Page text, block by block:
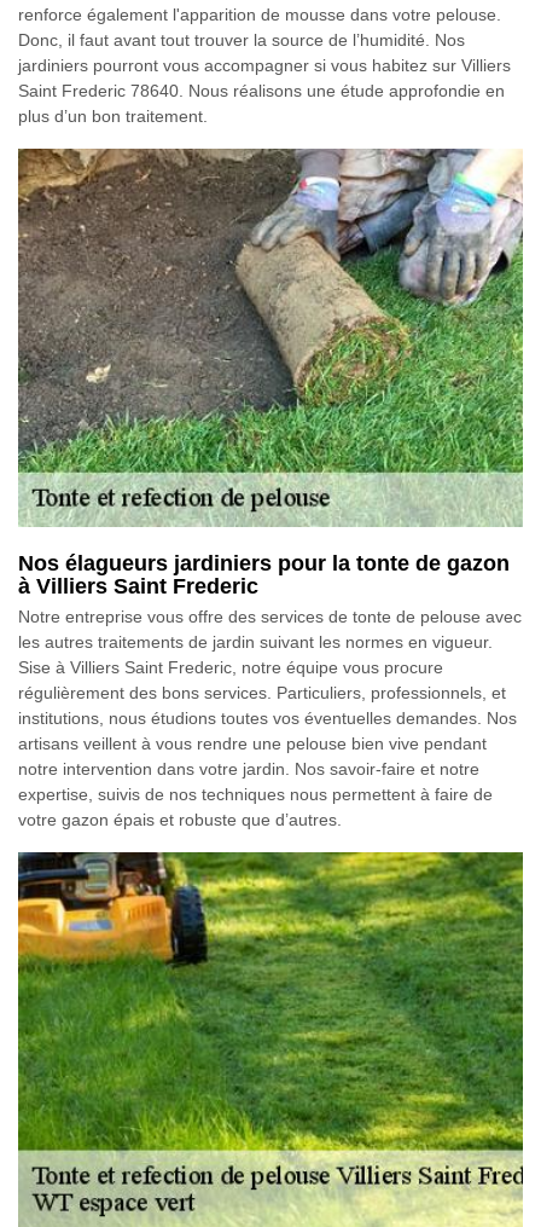
renforce également l'apparition de mousse dans votre pelouse.
Donc, il faut avant tout trouver la source de l’humidité. Nos
jardiniers pourront vous accompagner si vous habitez sur Villiers
Saint Frederic 78640. Nous réalisons une étude approfondie en
plus d’un bon traitement.
Nos élagueurs jardiniers pour la tonte de gazon
à Villiers Saint Frederic
Notre entreprise vous offre des services de tonte de pelouse avec
les autres traitements de jardin suivant les normes en vigueur.
Sise à Villiers Saint Frederic, notre équipe vous procure
régulièrement des bons services. Particuliers, professionnels, et
institutions, nous étudions toutes vos éventuelles demandes. Nos
artisans veillent à vous rendre une pelouse bien vive pendant
notre intervention dans votre jardin. Nos savoir-faire et notre
expertise, suivis de nos techniques nous permettent à faire de
votre gazon épais et robuste que d’autres.